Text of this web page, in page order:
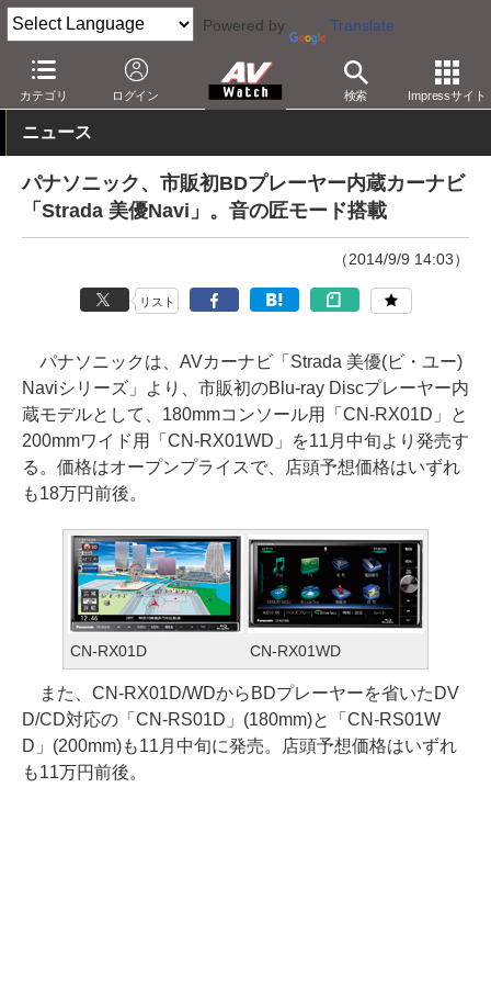
Powered by Translate
カテゴリ ログイン 検索 Impressサイト
AV Watch 製品 BD/DVDプレーヤー パナソニック
ニュース
パナソニック、市販初BDプレーヤー内蔵カーナビ
「Strada 美優Navi」。音の匠モード搭載
（2014/9/9 14:03）
リスト
パナソニックは、AVカーナビ「Strada 美優(ビ・ユー)
Naviシリーズ」より、市販初のBlu-ray Discプレーヤー内
蔵モデルとして、180mmコンソール用「CN-RX01D」と
200mmワイド用「CN-RX01WD」を11月中旬より発売す
る。価格はオープンプライスで、店頭予想価格はいずれ
も18万円前後。
CN-RX01D CN-RX01WD
また、CN-RX01D/WDからBDプレーヤーを省いたDV
D/CD対応の「CN-RS01D」(180mm)と「CN-RS01W
D」(200mm)も11月中旬に発売。店頭予想価格はいずれ
も11万円前後。